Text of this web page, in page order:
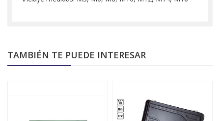
TAMBIÉN TE PUEDE INTERESAR